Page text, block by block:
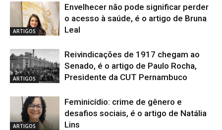
ARTIGOS
Envelhecer não pode significar perder
o acesso à saúde, é o artigo de Bruna
Leal
ARTIGOS
Reivindicações de 1917 chegam ao
Senado, é o artigo de Paulo Rocha,
Presidente da CUT Pernambuco
ARTIGOS
Feminicídio: crime de gênero e
desafios sociais, é o artigo de Natália
Lins